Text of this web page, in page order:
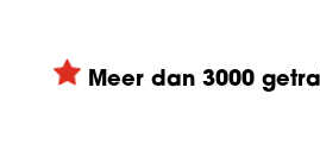
Meer dan 3000